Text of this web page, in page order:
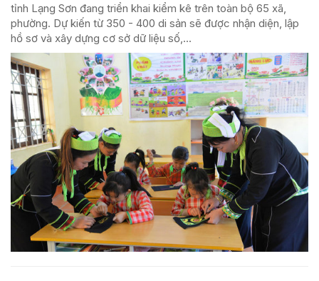
tỉnh Lạng Sơn đang triển khai kiểm kê trên toàn bộ 65 xã,
phường. Dự kiến từ 350 - 400 di sản sẽ được nhận diện, lập
hồ sơ và xây dựng cơ sở dữ liệu số,...